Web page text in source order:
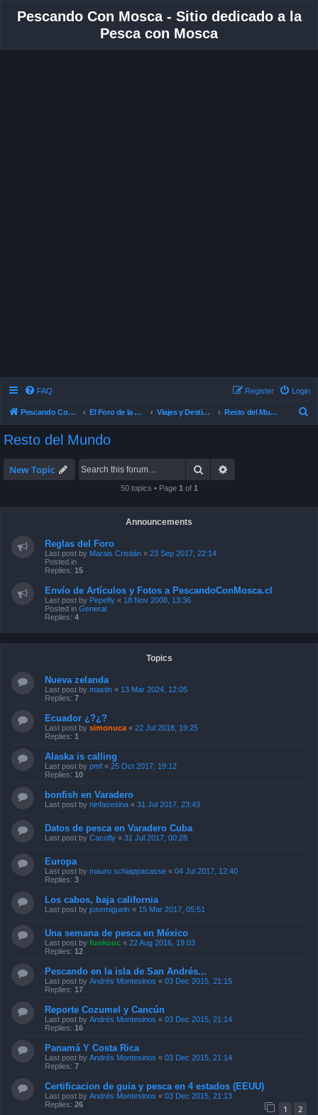
Pescando Con Mosca - Sitio dedicado a la
Pesca con Mosca
FAQ Login
Register
Pescando Con Mosca El Foro de la Pesca con Mosca en Chile Viajes y Destinos de Pesca Resto del Mundo
Resto del Mundo
New Topic Search
50 topics • Page 1 of 1
Announcements
Reglas del Foro
Last post by Marais Cristián « 23 Sep 2017, 22:14
Posted in
Replies: 15
Envío de Artículos y Fotos a PescandoConMosca.cl
Last post by Pepefly « 18 Nov 2008, 13:36
Posted in General
Replies: 4
Topics
Nueva zelanda
Last post by mastin « 13 Mar 2024, 12:05
Replies: 7
Ecuador ¿?¿?
Last post by simonuca « 22 Jul 2018, 19:25
Replies: 1
Alaska is calling
Last post by pmf « 25 Oct 2017, 19:12
Replies: 10
bonfish en Varadero
Last post by ninfasesina « 31 Jul 2017, 23:43
Datos de pesca en Varadero Cuba
Last post by Cacofly « 31 Jul 2017, 00:28
Europa
Last post by mauro schiappacasse « 04 Jul 2017, 12:40
Replies: 3
Los cabos, baja california
Last post by josemigueln « 15 Mar 2017, 05:51
Una semana de pesca en México
Last post by funkouc « 22 Aug 2016, 19:03
Replies: 12
Pescando en la isla de San Andrés...
Last post by Andrés Montesinos « 03 Dec 2015, 21:15
Replies: 17
Reporte Cozumel y Cancún
Last post by Andrés Montesinos « 03 Dec 2015, 21:14
Replies: 16
Panamá Y Costa Rica
Last post by Andrés Montesinos « 03 Dec 2015, 21:14
Replies: 7
Certificacion de guia y pesca en 4 estados (EEUU)
Last post by Andrés Montesinos « 03 Dec 2015, 21:13
Replies: 26 1 2